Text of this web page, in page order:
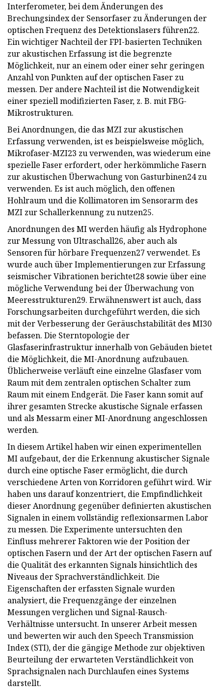
Interferometer, bei dem Änderungen des
Brechungsindex der Sensorfaser zu Änderungen der
optischen Frequenz des Detektionslasers führen22.
Ein wichtiger Nachteil der FPI-basierten Techniken
zur akustischen Erfassung ist die begrenzte
Möglichkeit, nur an einem oder einer sehr geringen
Anzahl von Punkten auf der optischen Faser zu
messen. Der andere Nachteil ist die Notwendigkeit
einer speziell modifizierten Faser, z. B. mit FBG-
Mikrostrukturen.
Bei Anordnungen, die das MZI zur akustischen
Erfassung verwenden, ist es beispielsweise möglich,
Mikrofaser-MZI23 zu verwenden, was wiederum eine
spezielle Faser erfordert, oder herkömmliche Fasern
zur akustischen Überwachung von Gasturbinen24 zu
verwenden. Es ist auch möglich, den offenen
Hohlraum und die Kollimatoren im Sensorarm des
MZI zur Schallerkennung zu nutzen25.
Anordnungen des MI werden häufig als Hydrophone
zur Messung von Ultraschall26, aber auch als
Sensoren für hörbare Frequenzen27 verwendet. Es
wurde auch über Implementierungen zur Erfassung
seismischer Vibrationen berichtet28 sowie über eine
mögliche Verwendung bei der Überwachung von
Meeresstrukturen29. Erwähnenswert ist auch, dass
Forschungsarbeiten durchgeführt werden, die sich
mit der Verbesserung der Geräuschstabilität des MI30
befassen. Die Sterntopologie der
Glasfaserinfrastruktur innerhalb von Gebäuden bietet
die Möglichkeit, die MI-Anordnung aufzubauen.
Üblicherweise verläuft eine einzelne Glasfaser vom
Raum mit dem zentralen optischen Schalter zum
Raum mit einem Endgerät. Die Faser kann somit auf
ihrer gesamten Strecke akustische Signale erfassen
und als Messarm einer MI-Anordnung angeschlossen
werden.
In diesem Artikel haben wir einen experimentellen
MI aufgebaut, der die Erkennung akustischer Signale
durch eine optische Faser ermöglicht, die durch
verschiedene Arten von Korridoren geführt wird. Wir
haben uns darauf konzentriert, die Empfindlichkeit
dieser Anordnung gegenüber definierten akustischen
Signalen in einem vollständig reflexionsarmen Labor
zu messen. Die Experimente untersuchten den
Einfluss mehrerer Faktoren wie der Position der
optischen Fasern und der Art der optischen Fasern auf
die Qualität des erkannten Signals hinsichtlich des
Niveaus der Sprachverständlichkeit. Die
Eigenschaften der erfassten Signale wurden
analysiert, die Frequenzgänge der einzelnen
Messungen verglichen und Signal-Rausch-
Verhältnisse untersucht. In unserer Arbeit messen
und bewerten wir auch den Speech Transmission
Index (STI), der die gängige Methode zur objektiven
Beurteilung der erwarteten Verständlichkeit von
Sprachsignalen nach Durchlaufen eines Systems
darstellt.